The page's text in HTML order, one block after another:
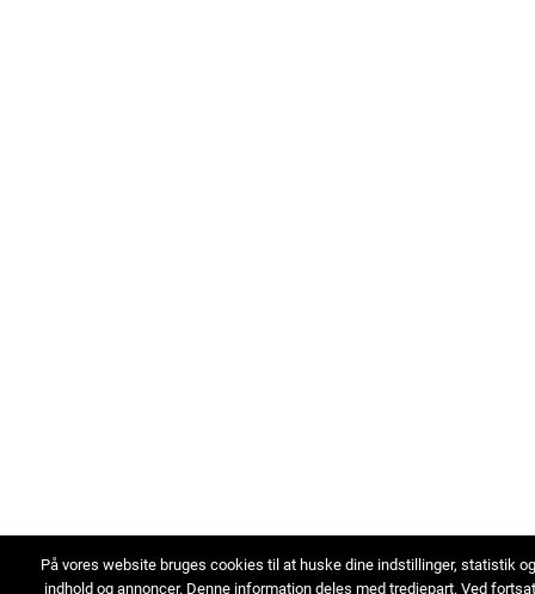
På vores website bruges cookies til at huske dine indstillinger, statistik
indhold og annoncer. Denne information deles med tredjepart. Ved